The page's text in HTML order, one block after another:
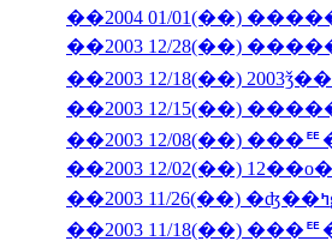
��2003 12/28(��)
��2003 12/02(��)